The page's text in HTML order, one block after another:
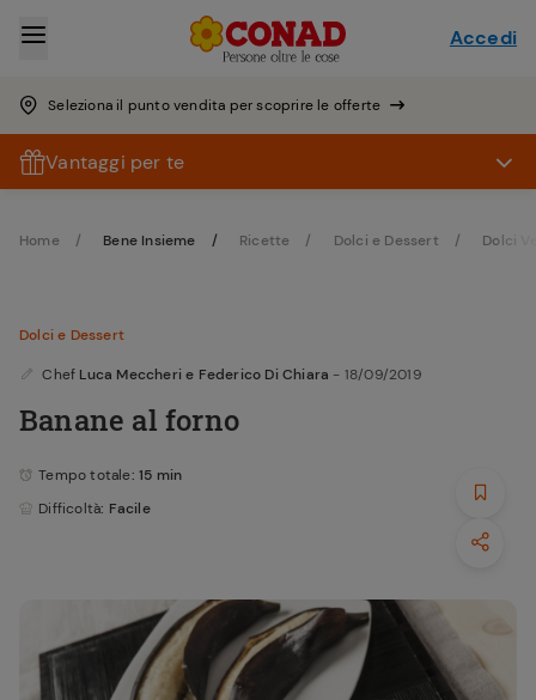
Seleziona il punto vendita per scoprire le offerte
Accedi
Vantaggi per te
Home Bene Insieme Ricette Dolci e Dessert Dolci
Dolci e Dessert
Chef Luca Meccheri e Federico Di Chiara - 18/09/2019
Banane al forno
Tempo totale: 15 min
Difficoltà: Facile